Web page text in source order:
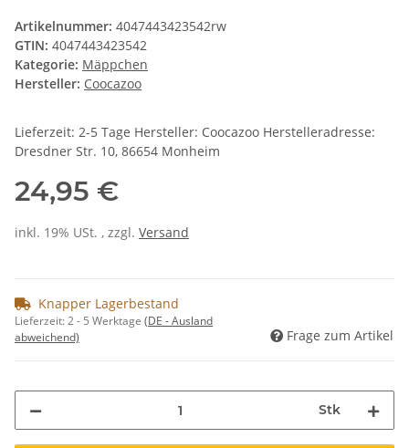
Artikelnummer: 4047443423542rw
GTIN: 4047443423542
Kategorie: Mäppchen
Hersteller: Coocazoo
Lieferzeit: 2-5 Tage Hersteller: Coocazoo Herstelleradresse:
Dresdner Str. 10, 86654 Monheim
24,95 €
inkl. 19% USt. , zzgl. Versand
Knapper Lagerbestand
Lieferzeit:2 - 5 Werktage (DE - Ausland
abweichend)
Frage zum Artikel
Stk